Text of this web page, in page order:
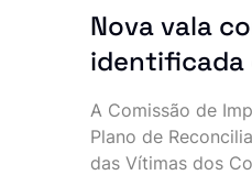
Nova vala
identificada
com 41
A Comissão de
Plano de
das Vítimas dos